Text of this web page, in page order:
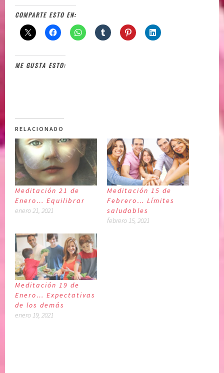
COMPARTE ESTO EN:
ME GUSTA ESTO:
RELACIONADO
Meditación 21 de
Enero… Equilibrar
enero 21, 2021
Meditación 15 de
Febrero… Límites
saludables
febrero 15, 2021
Meditación 19 de
Enero… Expectativas
de los demás
enero 19, 2021